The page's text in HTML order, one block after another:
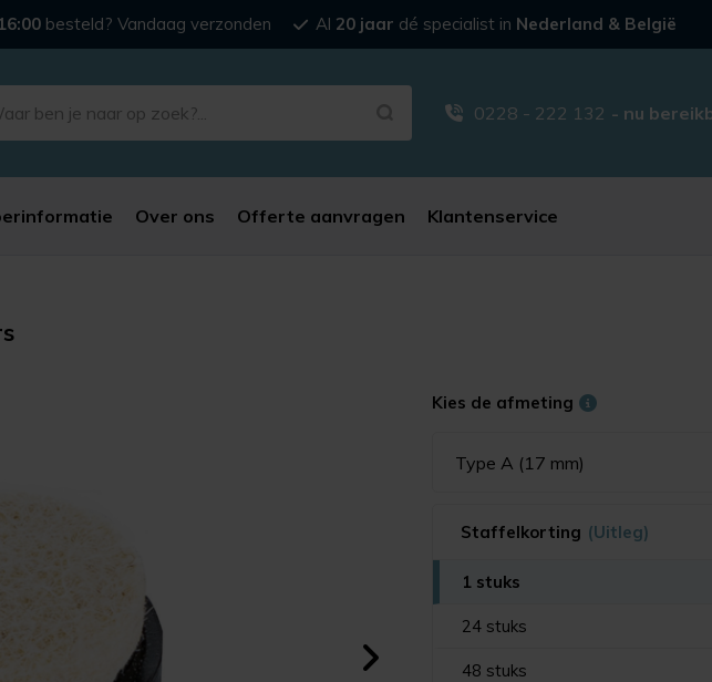
16:00besteld? Vandaag verzonden Al 20 jaar dé specialist in Nederland & België
0228 - 222 132 - nu
Over ons Offerte aanvragen Klantenservice
Kies de afmeting
Type A (17 mm)
Staffelkorting (Uitleg)
1 stuks
24 stuks
48 stuks